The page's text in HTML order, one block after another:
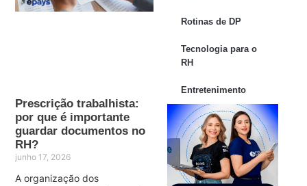
Prescrição trabalhista:
por que é importante
guardar documentos no
RH?
junho 17, 2026
A organização dos
Rotinas de DP
Tecnologia para o
RH
Entretenimento